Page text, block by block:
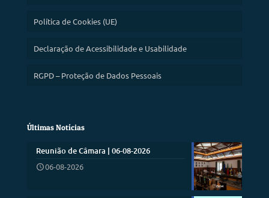
Política de Cookies (UE)
Declaração de Acessibilidade e Usabilidade
RGPD – Proteção de Dados Pessoais
Últimas Notícias
Reunião de Câmara | 06-08-2026
06-08-2026